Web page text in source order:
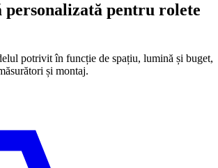
personalizată pentru rolete
potrivit în funcție de spațiu, lumină și buget,
și montaj.